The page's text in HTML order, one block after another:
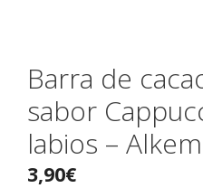
Barra de
sabor
labios –
3,90€